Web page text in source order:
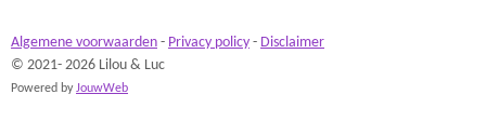
Algemene voorwaarden - Privacy policy - Disclaimer
© 2021- 2026 Lilou & Luc
Powered byJouwWeb